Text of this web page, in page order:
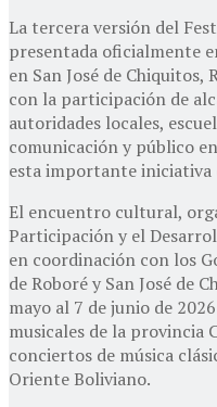
La tercera versión del
presentada oficialmente
en San José de Chiquitos,
con la participación de
autoridades locales,
comunicación y público
esta importante
El encuentro cultural,
Participación y el
en coordinación con los
de Roboré y San José de
mayo al 7 de junio de
musicales de la provincia
conciertos de música
Oriente Boliviano.